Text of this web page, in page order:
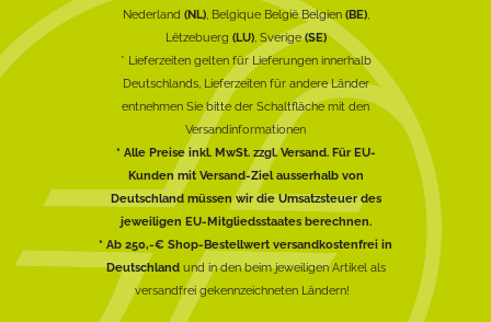
Nederland (NL), Belgique België Belgien (BE),
Lëtzebuerg (LU), Sverige(SE)
* Lieferzeiten gelten für Lieferungen innerhalb
Deutschlands, Lieferzeiten für andere Länder
entnehmen Sie bitte der Schaltfläche mit den
Versandinformationen
* Alle Preise inkl. MwSt. zzgl. Versand. Für EU-
Kunden mit Versand-Ziel ausserhalb von
Deutschland müssen wir die Umsatzsteuer des
jeweiligen EU-Mitgliedsstaates berechnen.
* Ab 250,-€ Shop-Bestellwert versandkostenfrei in
Deutschlandund in den beim jeweiligen Artikel als
versandfrei gekennzeichneten Ländern!